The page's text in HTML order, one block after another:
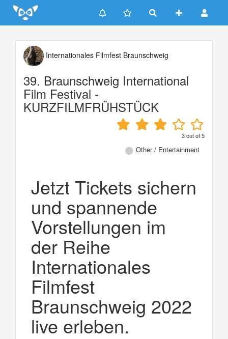
Update cookies preferences
Internationales Filmfest Braunschweig
39. Braunschweig International
Film Festival -
KURZFILMFRÜHSTÜCK
3out of5
Other / Entertainment
Jetzt Tickets sichern
und spannende
Vorstellungen im
der Reihe
Internationales
Filmfest
Braunschweig 2022
live erleben.